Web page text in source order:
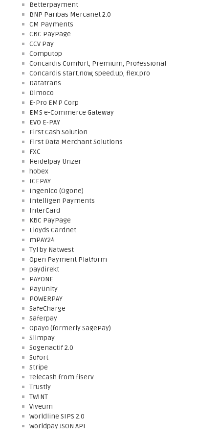
Betterpayment
BNP Paribas Mercanet 2.0
CM Payments
CBC PayPage
CCV Pay
Computop
Concardis Comfort, Premium, Professional
Concardis start.now, speed.up, flex.pro
Datatrans
Dimoco
E-Pro EMP Corp
EMS e-Commerce Gateway
EVO E-PAY
First Cash Solution
First Data Merchant Solutions
FXC
Heidelpay Unzer
hobex
ICEPAY
Ingenico (Ogone)
Intelligen Payments
InterCard
KBC PayPage
Lloyds Cardnet
mPAY24
Tyl by Natwest
Open Payment Platform
paydirekt
PAYONE
PayUnity
POWERPAY
SafeCharge
Saferpay
Opayo (formerly SagePay)
Slimpay
Sogenactif 2.0
Sofort
Stripe
Telecash from fiserv
Trustly
TWINT
Viveum
Worldline SIPS 2.0
Worldpay JSON API